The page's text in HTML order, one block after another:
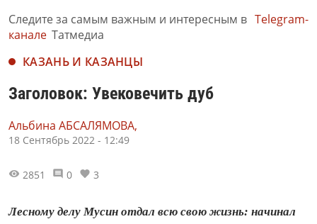
Следите за самым важным и интересным в Telegram-
канале Татмедиа
КАЗАНЬ И КАЗАНЦЫ
Заголовок: Увековечить дуб
Альбина АБСАЛЯМОВА,
18 Сентябрь 2022 - 12:49
2851 0 3
Лесному делу Мусин отдал всю свою жизнь: начинал